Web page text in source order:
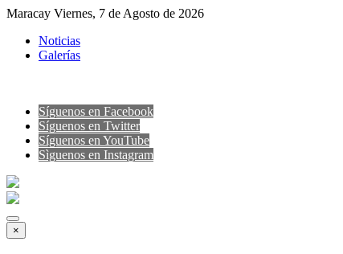
Maracay Viernes, 7 de Agosto de 2026
Noticias
Galerías
Síguenos en Facebook
Síguenos en Twitter
Síguenos en YouTube
Sìguenos en Instagram
×